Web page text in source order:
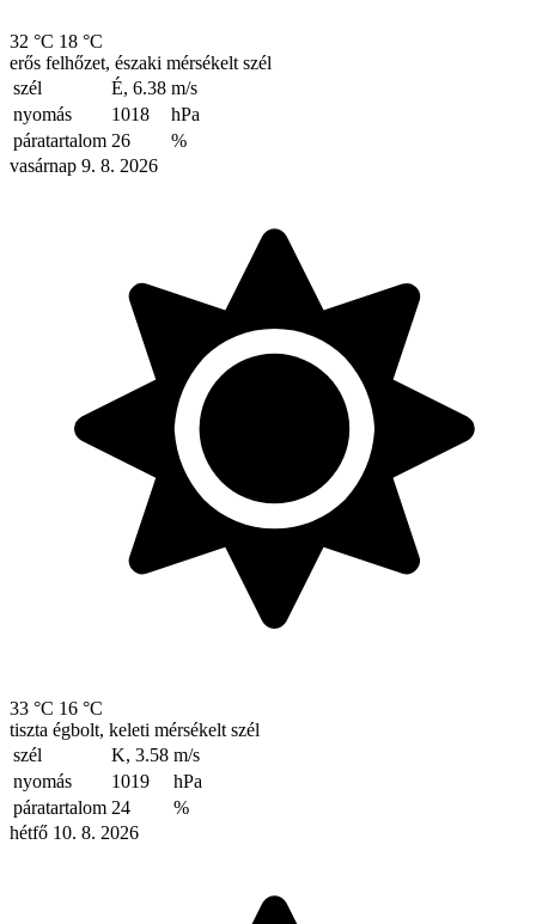
32 °C 18 °C
erős felhőzet, északi mérsékelt szél
szél
É, 6.38 m/s
nyomás
1018
hPa
páratartalom 26
%
vasárnap 9. 8. 2026
33 °C 16 °C
tiszta égbolt, keleti mérsékelt szél
szél
K, 3.58 m/s
nyomás
1019
hPa
páratartalom 24
%
hétfő 10. 8. 2026